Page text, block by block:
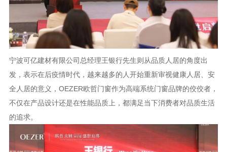
宁波可亿建材有限公司总经理王银行先生则从品质人居的角度出
发，表示在后疫情时代，越来越多的人开始重新审视健康人居、安
全人居的意义，OEZER欧哲门窗作为高端系统门窗品牌的佼佼者，
不仅在产品设计还是在性能品质上，都满足当下消费者对品质生活
的追求。